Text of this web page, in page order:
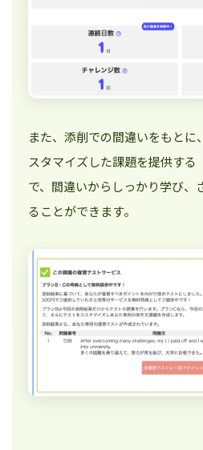
また、添削での間違いをもとに
スタマイズした課題を提供する
で、間違いからしっかり学び、
ることができます。